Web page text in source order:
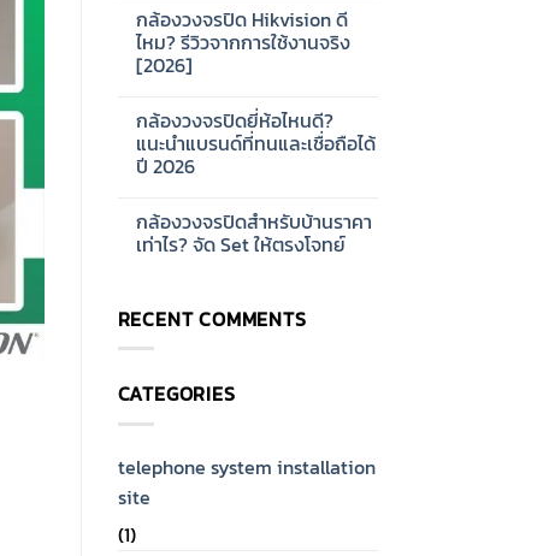
ซี
รีส์
สำหรับ
บ้าน
และ
on
การ
ออกแบบ
ระบบ
สำหรับ
โรงงาน
ขนาด
ใหญ่
[2026]
กล้องวงจรปิด Hikvision ดี
ไหม? รีวิวจากการใช้งานจริง
[2026]
on
กล้อง
วงจรปิด
Hikvision
รีวิว
จาก
การ
[2026]
กล้องวงจรปิดยี่ห้อไหนดี?
แนะนำแบรนด์ที่ทนและเชื่อถือได้
ปี 2026
on
กล้อง
วงจรปิด
แนะนำ
แบรนด์
ที่
เชื่อ
ได้
กล้องวงจรปิดสำหรับบ้านราคา
เท่าไร? จัด Set ให้ตรงโจทย์
กล้อง
วงจรปิด
สำหรับ
เท่าไร?
Set
โจทย์
RECENT COMMENTS
CATEGORIES
telephone system installation
site
(1)